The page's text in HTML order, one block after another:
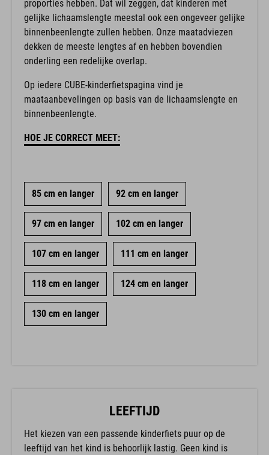
proporties hebben. Dat wil zeggen, dat kinderen met
gelijke lichaamslengte meestal ook een ongeveer gelijke
binnenbeenlengte zullen hebben. Onze maatadviezen
dekken de meeste lengtes af en hebben bovendien
onderling een redelijke overlap.
Op iedere CUBE-kinderfietspagina vind je
maataanbevelingen op basis van de lichaamslengte en
binnenbeenlengte.
HOE JE CORRECT MEET:
85 cm en langer 92 cm en langer
97 cm en langer 102 cm en langer
107 cm en langer 111 cm en langer
118 cm en langer 124 cm en langer
130 cm en langer
LEEFTIJD
Het kiezen van een passende kinderfiets puur op de
leeftijd van het kind is behoorlijk lastig. Geen kind is